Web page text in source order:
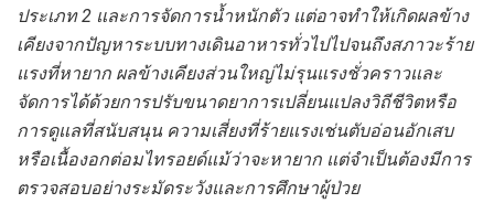
ประเภท 2 และการจัดการน้ำหนักตัว แต่อาจทำให้เกิดผลข้าง
เคียงจากปัญหาระบบทางเดินอาหารทั่วไปไปจนถึงสภาวะร้าย
แรงที่หายาก ผลข้างเคียงส่วนใหญ่ไม่รุนแรงชั่วคราวและ
จัดการได้ด้วยการปรับขนาดยาการเปลี่ยนแปลงวิถีชีวิตหรือ
การดูแลที่สนับสนุน ความเสี่ยงที่ร้ายแรงเช่นตับอ่อนอักเสบ
หรือเนื้องอกต่อมไทรอยด์แม้ว่าจะหายาก แต่จำเป็นต้องมีการ
ตรวจสอบอย่างระมัดระวังและการศึกษาผู้ป่วย